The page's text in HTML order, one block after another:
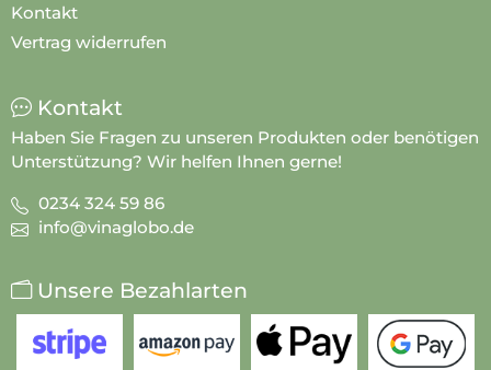
Kontakt
Vertrag widerrufen
Kontakt
Haben Sie Fragen zu unseren Produkten oder benötigen
Unterstützung? Wir helfen Ihnen gerne!
0234 324 59 86
info@vinaglobo.de
Unsere Bezahlarten